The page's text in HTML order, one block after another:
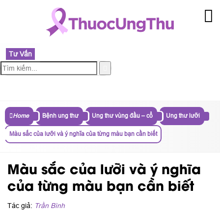
Tư Vấn
Home Bệnh ung thư Ung thư vùng đầu – cổ Ung thư lưỡi
Màu sắc của lưỡi và ý nghĩa của từng màu bạn cần biết
Màu sắc của lưỡi và ý nghĩa
của từng màu bạn cần biết
Tác giả: Trần Bình